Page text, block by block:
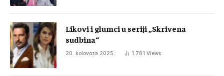
Likovi i glumci u seriji „Skrivena
sudbina“
20. kolovoza 2025. 1.781 Views